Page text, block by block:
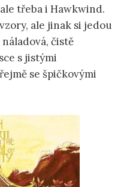
třeba i Hawkwind.
ale jinak si jedou
čistě
s jistými
se špičkovými